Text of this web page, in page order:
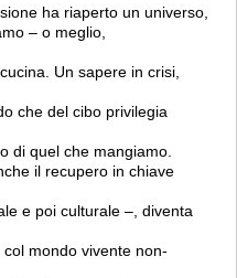
ha riaperto un universo,
– o meglio,
Un sapere in crisi,
che del cibo privilegia
di quel che mangiamo.
il recupero in chiave
e poi culturale –, diventa
mondo vivente non-